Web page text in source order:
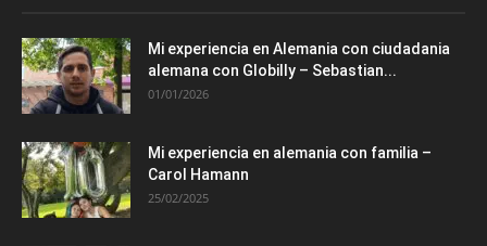
Mi experiencia en Alemania con ciudadania
alemana con Globilly – Sebastian...
01/01/2026
Mi experiencia en alemania con familia –
Carol Hamann
25/02/2025